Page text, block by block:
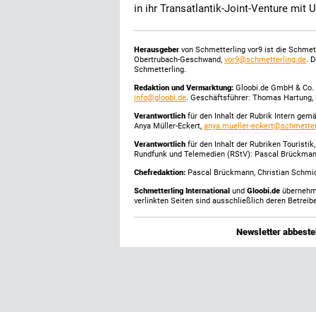
in ihr Transatlantik-Joint-Venture mit
Herausgeber von Schmetterling vor9 ist die
Obertrubach-Geschwand, vor9@schmetterling.de.
Schmetterling.
Redaktion und Vermarktung: Gloobi.de GmbH &
info@gloobi.de. Geschäftsführer: Thomas
Verantwortlich für den Inhalt der Rubrik Intern
Anya Müller-Eckert, anya.mueller-
Verantwortlich für den Inhalt der Rubriken
Rundfunk und Telemedien (RStV): Pascal
Chefredaktion: Pascal Brückmann, Christian
Schmetterling International und Gloobi.de
verlinkten Seiten sind ausschließlich deren
Newsletter